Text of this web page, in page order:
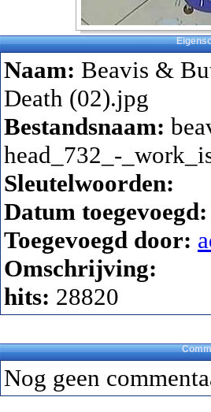
Naam: Beavis &
Death (02).jpg
Bestandsnaam:
head_732_-
Sleutelwoorden:
Datum
Toegevoegd door:
Omschrijving:
hits: 28820
Nog geen